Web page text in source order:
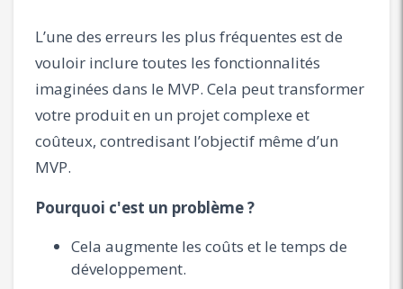
L’une des erreurs les plus fréquentes est de
vouloir inclure toutes les fonctionnalités
imaginées dans le MVP. Cela peut transformer
votre produit en un projet complexe et
coûteux, contredisant l’objectif même d’un
MVP.
Pourquoi c'est un problème ?
Cela augmente les coûts et le temps de
développement.